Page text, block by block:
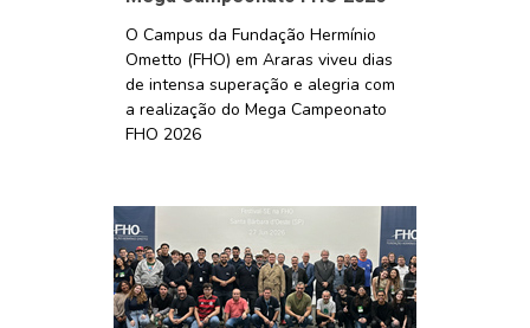
O Campus da Fundação Hermínio
Ometto (FHO) em Araras viveu dias
de intensa superação e alegria com
a realização do Mega Campeonato
FHO 2026